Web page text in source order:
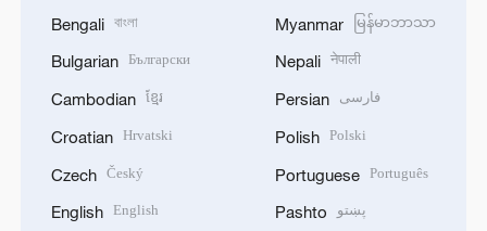
Bengali বাংলা
Bulgarian Български
Cambodian ខ្មែរ
Croatian Hrvatski
Czech Český
English English
Myanmar မြန်မာဘာသာ
Nepali नेपाली
Persian فارسی
Polish Polski
Portuguese Português
Pashto پښتو